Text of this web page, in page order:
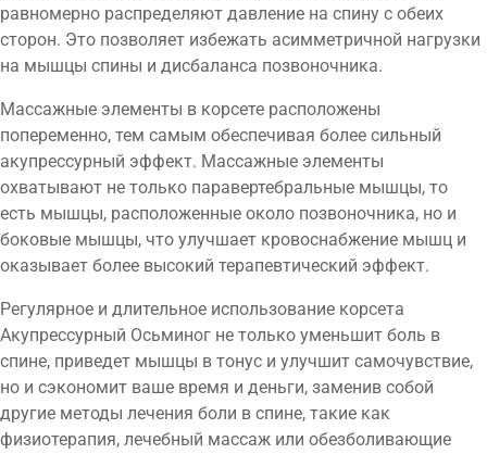
равномерно распределяют давление на спину с обеих
сторон. Это позволяет избежать асимметричной нагрузки
на мышцы спины и дисбаланса позвоночника.
Массажные элементы в корсете расположены
попеременно, тем самым обеспечивая более сильный
акупрессурный эффект. Массажные элементы
охватывают не только паравертебральные мышцы, то
есть мышцы, расположенные около позвоночника, но и
боковые мышцы, что улучшает кровоснабжение мышц и
оказывает более высокий терапевтический эффект.
Регулярное и длительное использование корсета
Акупрессурный Осьминог не только уменьшит боль в
спине, приведет мышцы в тонус и улучшит самочувствие,
но и сэкономит ваше время и деньги, заменив собой
другие методы лечения боли в спине, такие как
физиотерапия, лечебный массаж или обезболивающие